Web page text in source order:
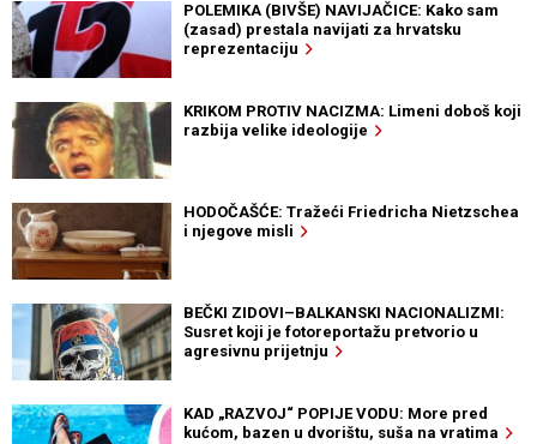
POLEMIKA (BIVŠE) NAVIJAČICE: Kako sam
(zasad) prestala navijati za hrvatsku
reprezentaciju
KRIKOM PROTIV NACIZMA: Limeni doboš koji
razbija velike ideologije
HODOČAŠĆE: Tražeći Friedricha Nietzschea
i njegove misli
BEČKI ZIDOVI–BALKANSKI NACIONALIZMI:
Susret koji je fotoreportažu pretvorio u
agresivnu prijetnju
KAD „RAZVOJ“ POPIJE VODU: More pred
kućom, bazen u dvorištu, suša na vratima